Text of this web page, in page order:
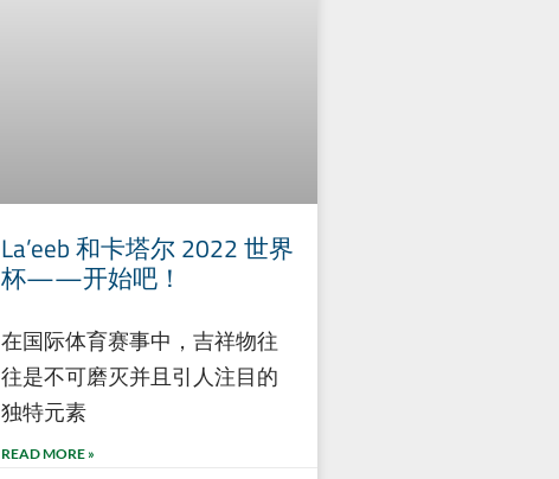
La’eeb 和卡塔尔 2022 世界
杯——开始吧！
在国际体育赛事中，吉祥物往
往是不可磨灭并且引人注目的
独特元素
READ MORE »